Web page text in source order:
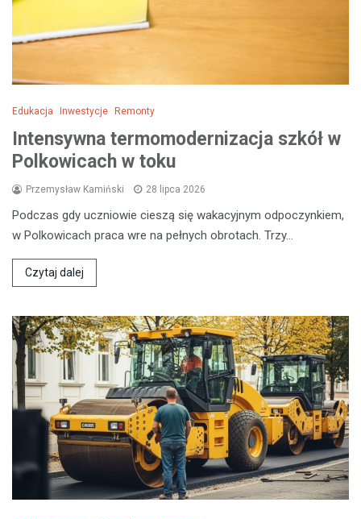
Edukacja Inwestycje Remonty
Intensywna termomodernizacja szkół w
Polkowicach w toku
Przemysław Kamiński 28 lipca 2026
Podczas gdy uczniowie cieszą się wakacyjnym odpoczynkiem,
w Polkowicach praca wre na pełnych obrotach. Trzy…
Czytaj dalej